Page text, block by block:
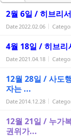
2월 6일 / 히브리
Date2022.02.06
4월 18일 / 히브리
Date2021.04.18
12월 28일 / 사도
자는 ...
Date2014.12.28
12월 21일 / 누가
권위가...